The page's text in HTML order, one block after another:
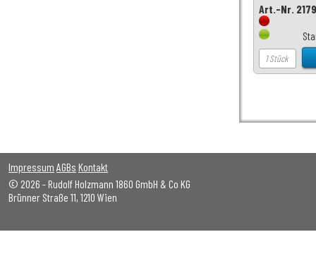
Art.-Nr.
Impressum AGBs Kontakt
© 2026 - Rudolf Holzmann 1860 GmbH & Co KG
Brünner Straße 11, 1210 Wien